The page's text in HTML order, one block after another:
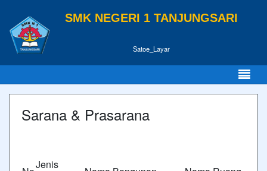
SMK NEGERI 1 TANJUNGSARI
Satoe_Layar
Sarana & Prasarana
Jenis